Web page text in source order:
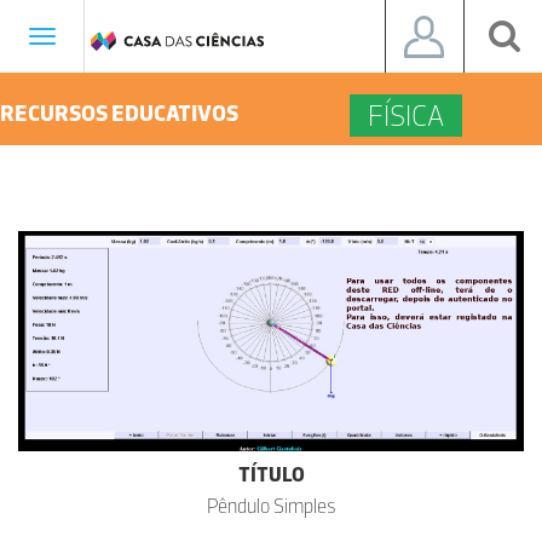
Toggle
RECURSOS EDUCATIVOS FÍSICA
TÍTULO
Pêndulo Simples